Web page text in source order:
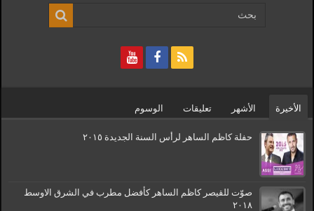
الأخيرة الأشهر تعليقات الوسوم
حفلة كاظم الساهر لرأس السنة الجديدة ٢٠١٥
صوّت للقيصر كاظم الساهر كأفضل مطرب في الشرق الاوسط
٢٠١٨